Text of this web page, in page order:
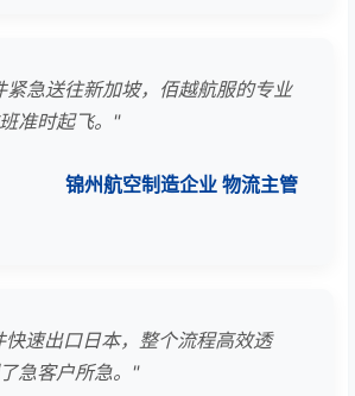
紧急送往新加坡，佰越航服的专业
准时起飞。"
锦州航空制造企业 物流主管
速出口日本，整个流程高效透
急客户所急。"